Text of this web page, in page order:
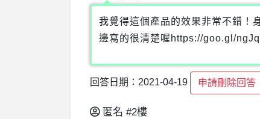
我覺得這個產品的效果非常不錯！
邊寫的很清楚喔https://goo.gl/
回答日期：2021-04-19 申請刪除回答
匿名 #2樓